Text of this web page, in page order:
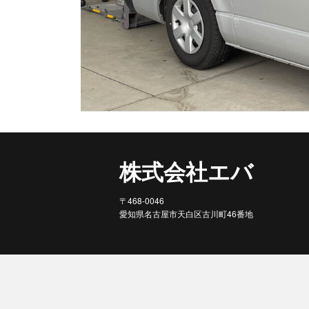
株式会社エバ
〒468-0046
愛知県名古屋市天白区古川町46番地